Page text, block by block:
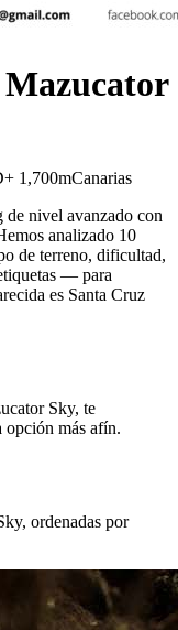
1,700mCanarias
de nivel avanzado con
analizado 10
de terreno, dificultad,
— para
es Santa Cruz
Sky, te
opción más afín.
ordenadas por